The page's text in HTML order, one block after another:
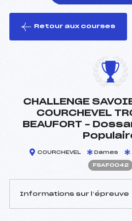
le ski
Retour aux courses
CHALLENGE
COURCHEVEL
BEAUFORT –
COURCHEVEL Dames
FSAF0042
Informations sur l’épreuve